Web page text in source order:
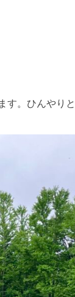
す。ひんやり